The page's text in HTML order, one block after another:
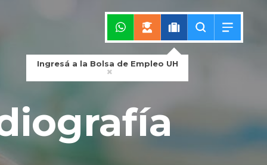
Ingresá a la Bolsa de Empleo UH